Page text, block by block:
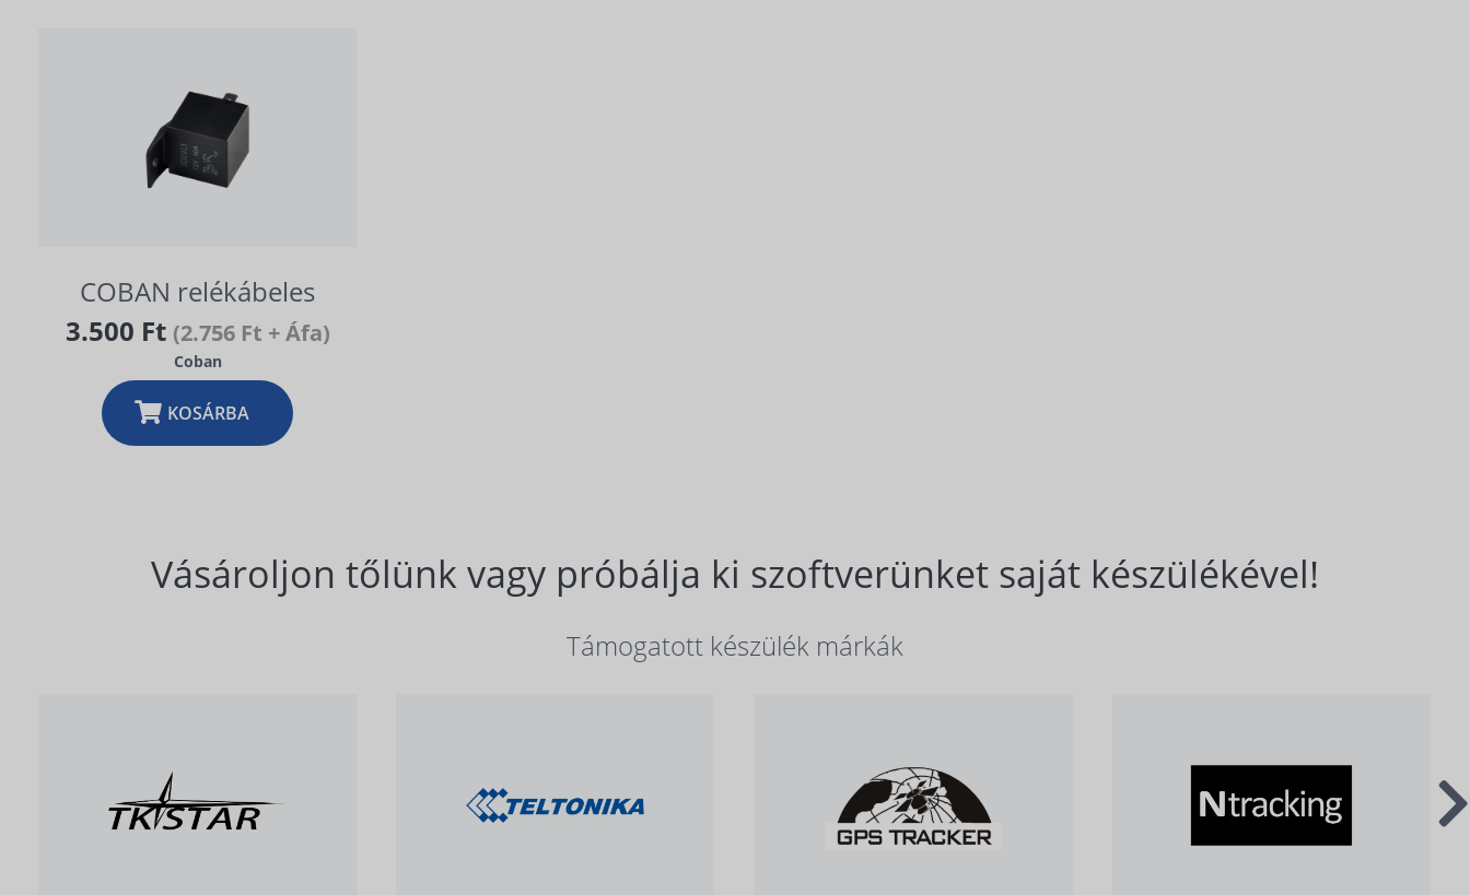
COBAN relékábeles
3.500 Ft (2.756 Ft + Áfa)
Coban
KOSÁRBA
Vásároljon tőlünk vagy próbálja ki szoftverünket saját készülékével!
Támogatott készülék márkák